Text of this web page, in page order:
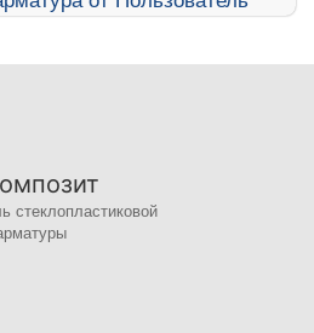
стеклопластиковой